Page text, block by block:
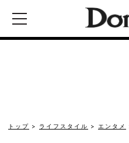
トップ ライフスタイル エンタメ